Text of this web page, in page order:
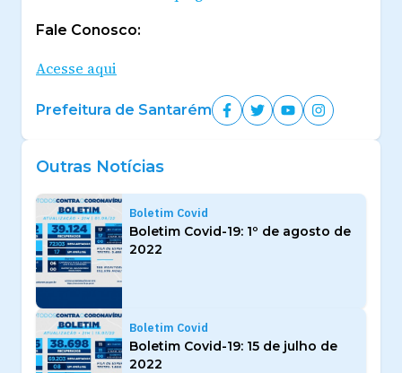
Fale Conosco:
Acesse aqui
Prefeitura de Santarém
Outras Notícias
Boletim Covid
Boletim Covid-19: 1º de agosto de
2022
Boletim Covid
Boletim Covid-19: 15 de julho de
2022